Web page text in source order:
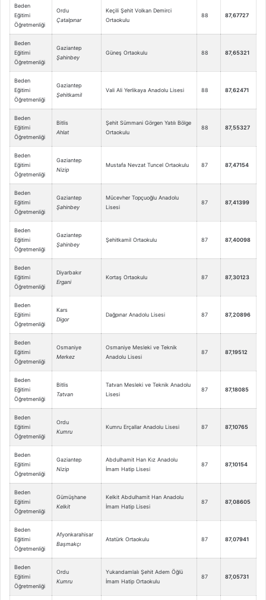
Beden
Eğitimi
Öğretmenliği
Ordu
Çatalpınar
Keçili Şehit Volkan Demirci
Ortaokulu
88 87,67727
Beden
Eğitimi
Öğretmenliği
Gaziantep
Şahinbey
Güneş Ortaokulu 88 87,65321
Beden
Eğitimi
Öğretmenliği
Gaziantep
Şehitkamil
Vali Ali Yerlikaya Anadolu Lisesi 88 87,62471
Beden
Eğitimi
Öğretmenliği
Bitlis
Ahlat
Şehit Sümmani Görgen Yatılı Bölge
Ortaokulu
88 87,55327
Beden
Eğitimi
Öğretmenliği
Gaziantep
Nizip
Mustafa Nevzat Tuncel Ortaokulu 87 87,47154
Beden
Eğitimi
Öğretmenliği
Gaziantep
Şahinbey
Mücevher Topçuoğlu Anadolu
Lisesi
87 87,41399
Beden
Eğitimi
Öğretmenliği
Gaziantep
Şahinbey
Şehitkamil Ortaokulu 87 87,40098
Beden
Eğitimi
Öğretmenliği
Diyarbakır
Ergani
Kortaş Ortaokulu 87 87,30123
Beden
Eğitimi
Öğretmenliği
Kars
Digor
Dağpınar Anadolu Lisesi 87 87,20896
Beden
Eğitimi
Öğretmenliği
Osmaniye
Merkez
Osmaniye Mesleki ve Teknik
Anadolu Lisesi
87 87,19512
Beden
Eğitimi
Öğretmenliği
Bitlis
Tatvan
Tatvan Mesleki ve Teknik Anadolu
Lisesi
87 87,18085
Beden
Eğitimi
Öğretmenliği
Ordu
Kumru
Kumru Erçallar Anadolu Lisesi 87 87,10765
Beden
Eğitimi
Öğretmenliği
Gaziantep
Nizip
Abdulhamit Han Kız Anadolu
İmam Hatip Lisesi
87 87,10154
Beden
Eğitimi
Öğretmenliği
Gümüşhane
Kelkit
Kelkit Abdulhamit Han Anadolu
İmam Hatip Lisesi
87 87,08605
Beden
Eğitimi
Öğretmenliği
Afyonkarahisar
Başmakçı
Atatürk Ortaokulu 87 87,07941
Beden
Eğitimi
Öğretmenliği
Ordu
Kumru
Yukarıdamlalı Şehit Adem Öğlü
İmam Hatip Ortaokulu
87 87,05731